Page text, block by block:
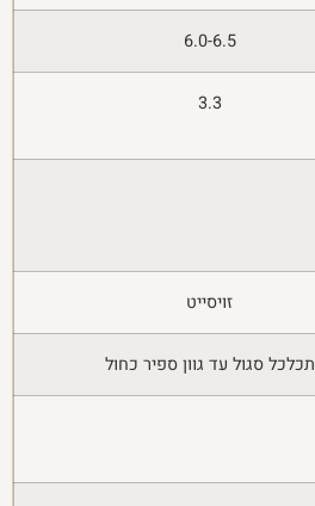
6.0-6.5
3.3
זויסייט
תכלכל סגול עד גוון ספיר כחול